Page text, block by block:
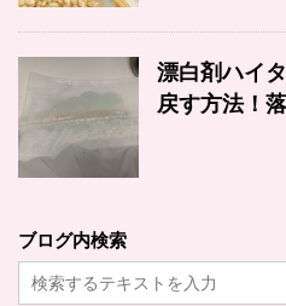
漂白剤ハイ
戻す方法！
ブログ内検索